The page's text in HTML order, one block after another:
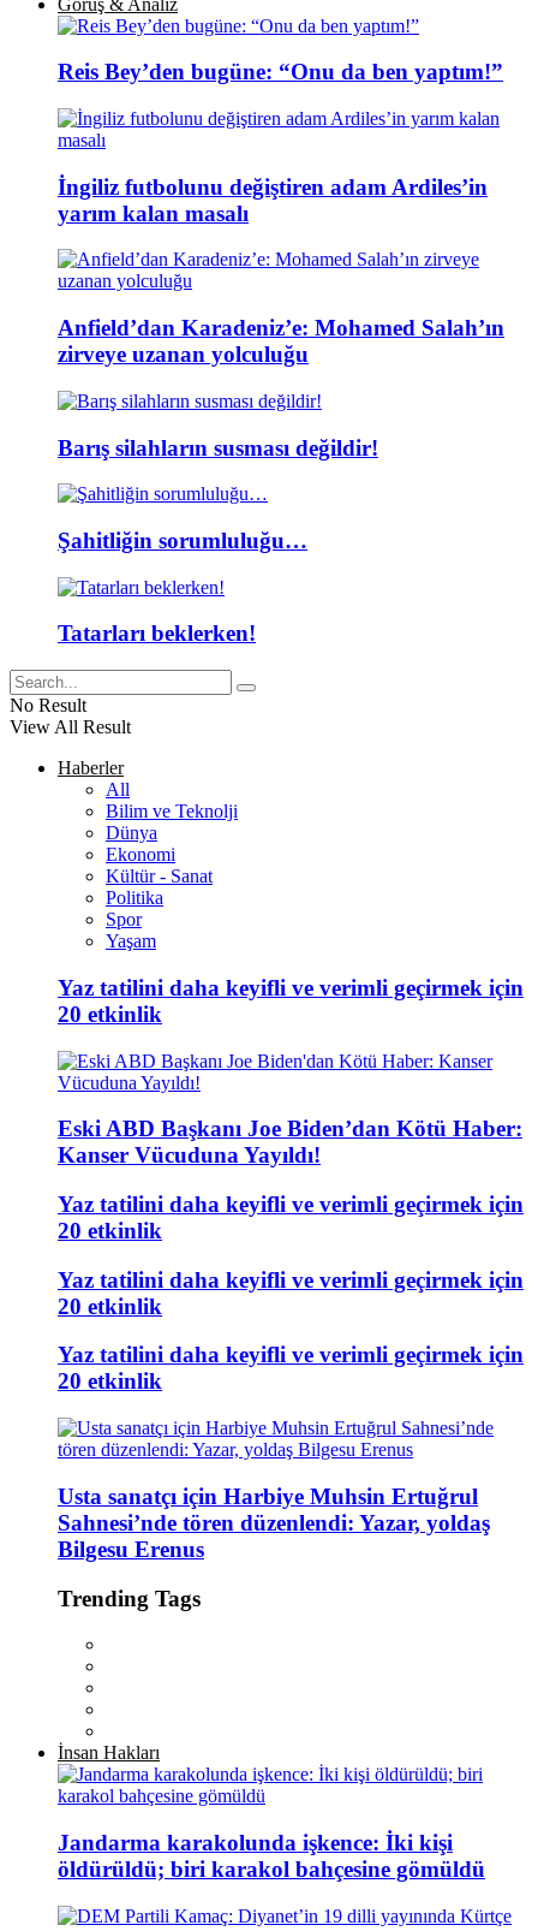
Reis Bey’den bugüne: “Onu da ben yaptım!”
İngiliz futbolunu değiştiren adam Ardiles’in
yarım kalan masalı
Anfield’dan Karadeniz’e: Mohamed Salah’ın
zirveye uzanan yolculuğu
Barış silahların susması değildir!
Şahitliğin sorumluluğu…
Tatarları beklerken!
No Result
View All Result
Haberler
All
Bilim ve Teknolji
Dünya
Ekonomi
Kültür - Sanat
Politika
Spor
Yaşam
Yaz tatilini daha keyifli ve verimli geçirmek için
20 etkinlik
Eski ABD Başkanı Joe Biden’dan Kötü Haber:
Kanser Vücuduna Yayıldı!
Yaz tatilini daha keyifli ve verimli geçirmek için
20 etkinlik
Yaz tatilini daha keyifli ve verimli geçirmek için
20 etkinlik
Yaz tatilini daha keyifli ve verimli geçirmek için
20 etkinlik
Usta sanatçı için Harbiye Muhsin Ertuğrul
Sahnesi’nde tören düzenlendi: Yazar, yoldaş
Bilgesu Erenus
Trending Tags
İnsan Hakları
Jandarma karakolunda işkence: İki kişi
öldürüldü; biri karakol bahçesine gömüldü